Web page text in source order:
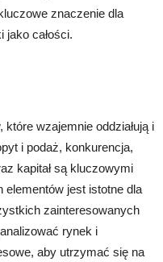
znaczenie dla
jako całości.
które wzajemnie oddziałują i
i podaż, konkurencja,
kapitał są kluczowymi
elementów jest istotne dla
zainteresowanych
rynek i
aby utrzymać się na